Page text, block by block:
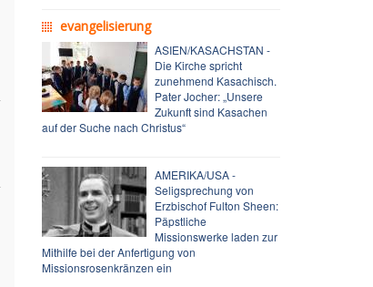
evangelisierung
ASIEN/KASACHSTAN -
Die Kirche spricht
zunehmend Kasachisch.
Pater Jocher: „Unsere
Zukunft sind Kasachen
auf der Suche nach Christus“
AMERIKA/USA -
Seligsprechung von
Erzbischof Fulton Sheen:
Päpstliche
Missionswerke laden zur
Mithilfe bei der Anfertigung von
Missionsrosenkränzen ein